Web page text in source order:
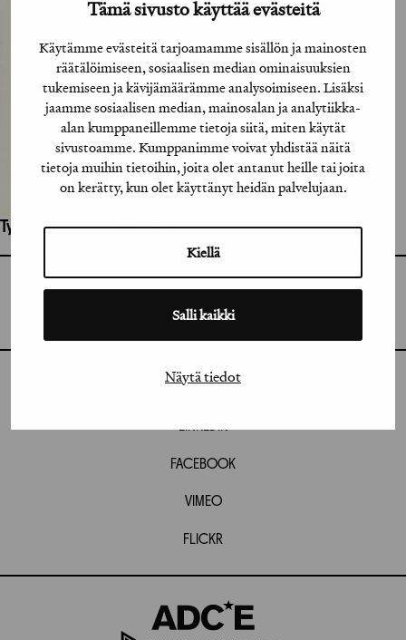
Tämä sivusto käyttää evästeitä
Käytämme evästeitä tarjoamamme sisällön ja mainosten
räätälöimiseen, sosiaalisen median ominaisuuksien
tukemiseen ja kävijämäärämme analysoimiseen. Lisäksi
jaamme sosiaalisen median, mainosalan ja analytiikka-
alan kumppaneillemme tietoja siitä, miten käytät
sivustoamme. Kumppanimme voivat yhdistää näitä
tietoja muihin tietoihin, joita olet antanut heille tai joita
on kerätty, kun olet käyttänyt heidän palvelujaan.
Kiellä
Salli kaikki
Näytä tiedot
Työhön osallistuneet henkilöt / tahot:
INSTAGRAM
LINKEDIN
FACEBOOK
VIMEO
FLICKR